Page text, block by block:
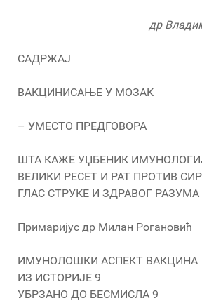
др
САДРЖАЈ
ВАКЦИНИСАЊЕ У МОЗАК
– УМЕСТО ПРЕДГОВОРА
ШТА КАЖЕ УЏБЕНИК
ВЕЛИКИ РЕСЕТ И РАТ ПРОТИВ
ГЛАС СТРУКЕ И ЗДРАВОГ РАЗУМА
Примаријус др Милан Рогановић
ИМУНОЛОШКИ АСПЕКТ ВАКЦИНА
ИЗ ИСТОРИЈЕ 9
УБРЗАНО ДО БЕСМИСЛА 9